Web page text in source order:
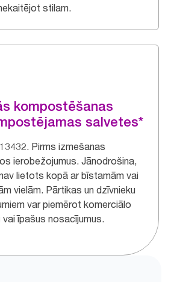
stilam.
kompostēšanas
salvetes*
Pirms izmešanas
ierobežojumus. Jānodrošina,
lietots kopā ar bīstamām vai
vielām. Pārtikas un dzīvnieku
var piemērot komerciālo
īpašus nosacījumus.